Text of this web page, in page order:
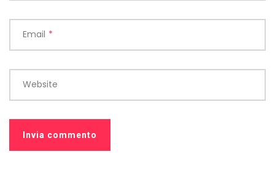
Email *
Website